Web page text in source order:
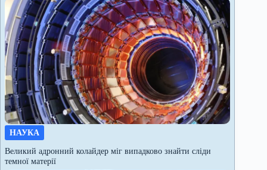
НАУКА
Великий адронний колайдер міг випадково знайти сліди
темної матерії